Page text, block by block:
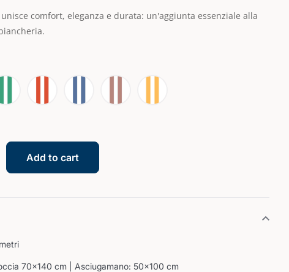
comfort, eleganza e durata: un'aggiunta essenziale alla
Add to cart
70×140 cm | Asciugamano: 50×100 cm